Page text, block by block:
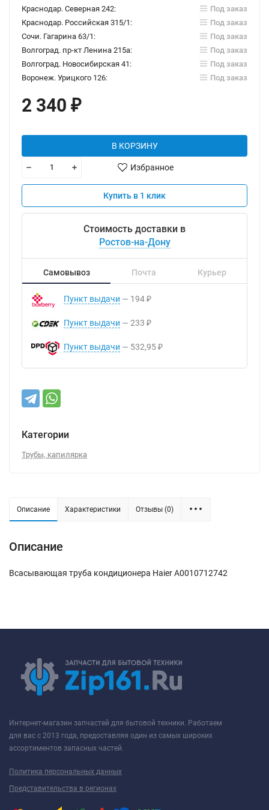
Краснодар. Северная 242:
Под заказ
Краснодар. Российская 315/1:
Под заказ
Сочи. Гагарина 63/1:
Под заказ
Волгоград. пр-кт Ленина 215а:
Под заказ
Волгоград. Новосибирская 41:
Под заказ
Воронеж. Урицкого 126:
Под заказ
2 340 ₽
В КОРЗИНУ
Избранное
Купить в 1 клик
Стоимость доставки в
Ростов-на-Дону
Самовывоз Почта Курьер
Пункт выдачи 194 ₽
Пункт выдачи 233 ₽
Пункт выдачи 532,95 ₽
Категории
Трубы, капилярка
Описание Характеристики Отзывы (0)
Описание
Всасывающая труба кондиционера Haier A0010712742
Интернет-магазин запчастей для бытовой техники. Работаем
для вас с 2013 года, предоставляя один из самых широких
ассортиментов запасных частей.
Политика персональных данных
Представительства в регионах